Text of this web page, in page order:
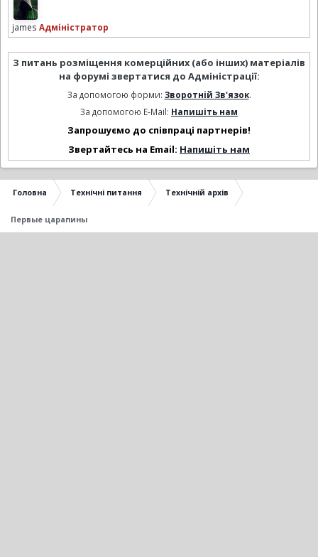
james Адміністратор
З питань розміщення комерційних (або інших) матеріалів
на форумі звертатися до Адміністрації:
За допомогою форми: Зворотній Зв'язок.
За допомогою E-Mail: Напишіть нам
Запрошуємо до співпраці партнерів!
Звертайтесь на Email: Напишіть нам
Головна Технічні питання Технічній архів
Первые царапины